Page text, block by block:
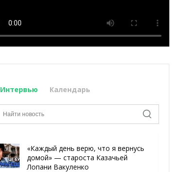
Интервью Календарь
«Каждый день верю, что я вернусь
домой» — староста Казачьей
Лопани Вакуленко